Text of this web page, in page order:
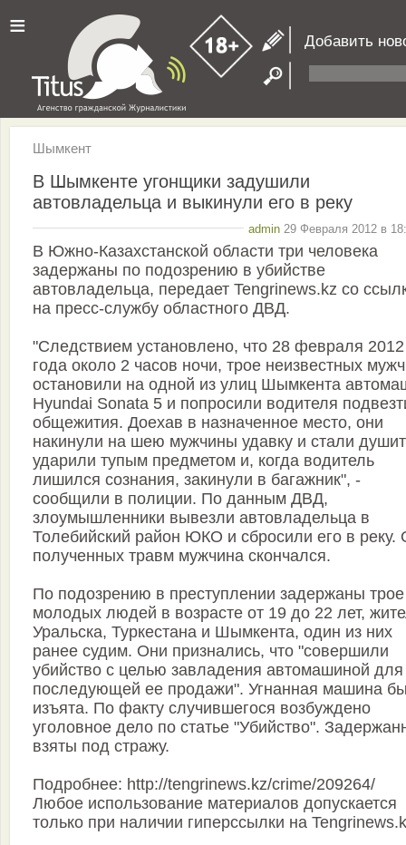
≡ Добавить
Шымкент
В Шымкенте угонщики задушили
автовладельца и выкинули его в реку
admin 29 Февраля 2012 в
В Южно-Казахстанской области три человека
задержаны по подозрению в убийстве
автовладельца, передает Tengrinews.kz со
на пресс-службу областного ДВД.
"Следствием установлено, что 28 февраля 2012
года около 2 часов ночи, трое неизвестных
остановили на одной из улиц Шымкента
Hyundai Sonata 5 и попросили водителя
общежития. Доехав в назначенное место, они
накинули на шею мужчины удавку и стали
ударили тупым предметом и, когда водитель
лишился сознания, закинули в багажник", -
сообщили в полиции. По данным ДВД,
злоумышленники вывезли автовладельца в
Толебийский район ЮКО и сбросили его в реку.
полученных травм мужчина скончался.
По подозрению в преступлении задержаны трое
молодых людей в возрасте от 19 до 22 лет,
Уральска, Туркестана и Шымкента, один из них
ранее судим. Они признались, что "совершили
убийство с целью завладения автомашиной для
последующей ее продажи". Угнанная машина
изъята. По факту случившегося возбуждено
уголовное дело по статье "Убийство".
взяты под стражу.
Подробнее: http://tengrinews.kz/crime/209264/
Любое использование материалов допускается
только при наличии гиперссылки на